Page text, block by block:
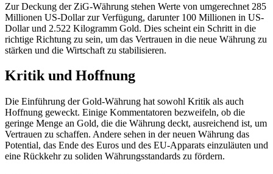
Zur Deckung der ZiG-Währung stehen Werte von umgerechnet 285
Millionen US-Dollar zur Verfügung, darunter 100 Millionen in US-
Dollar und 2.522 Kilogramm Gold. Dies scheint ein Schritt in die
richtige Richtung zu sein, um das Vertrauen in die neue Währung zu
stärken und die Wirtschaft zu stabilisieren.
Kritik und Hoffnung
Die Einführung der Gold-Währung hat sowohl Kritik als auch
Hoffnung geweckt. Einige Kommentatoren bezweifeln, ob die
geringe Menge an Gold, die die Währung deckt, ausreichend ist, um
Vertrauen zu schaffen. Andere sehen in der neuen Währung das
Potential, das Ende des Euros und des EU-Apparats einzuläuten und
eine Rückkehr zu soliden Währungsstandards zu fördern.